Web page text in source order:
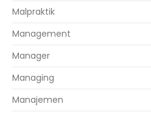
Malpraktik
Management
Manager
Managing
Manajemen